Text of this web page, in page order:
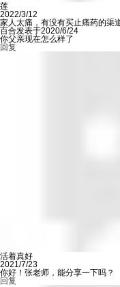
莲
2022/3/12
家人太痛，有没有买止痛药的渠
百合发表于2020/6/24
你父亲现在怎么样了
回复
活着真好
2021/7/23
你好！张老师，能分享一下吗？
回复